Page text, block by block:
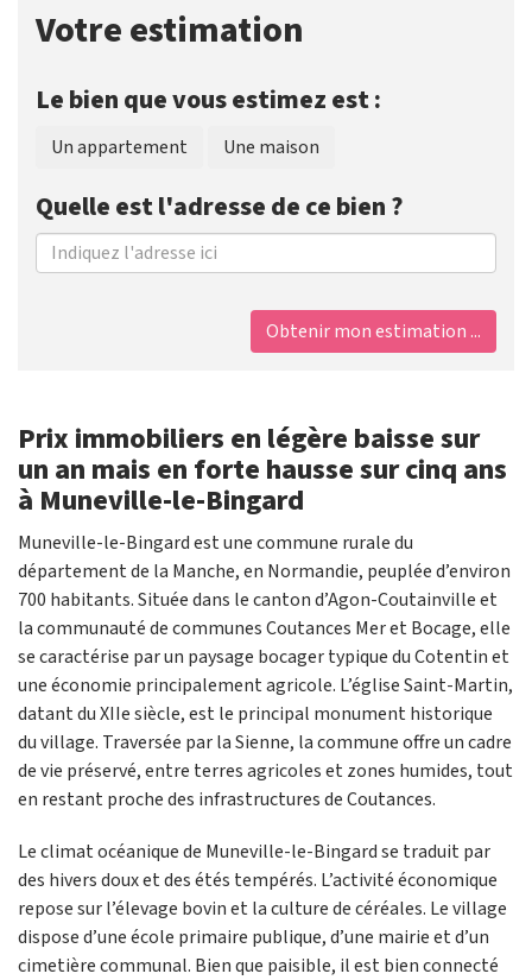
Votre estimation
Le bien que vous estimez est :
Un appartement Une maison
Quelle est l'adresse de ce bien ?
Obtenir mon estimation ...
Prix immobiliers en légère baisse sur
un an mais en forte hausse sur cinq ans
à Muneville-le-Bingard
Muneville-le-Bingard est une commune rurale du
département de la Manche, en Normandie, peuplée d’environ
700 habitants. Située dans le canton d’Agon-Coutainville et
la communauté de communes Coutances Mer et Bocage, elle
se caractérise par un paysage bocager typique du Cotentin et
une économie principalement agricole. L’église Saint-Martin,
datant du XIIe siècle, est le principal monument historique
du village. Traversée par la Sienne, la commune offre un cadre
de vie préservé, entre terres agricoles et zones humides, tout
en restant proche des infrastructures de Coutances.
Le climat océanique de Muneville-le-Bingard se traduit par
des hivers doux et des étés tempérés. L’activité économique
repose sur l’élevage bovin et la culture de céréales. Le village
dispose d’une école primaire publique, d’une mairie et d’un
cimetière communal. Bien que paisible, il est bien connecté